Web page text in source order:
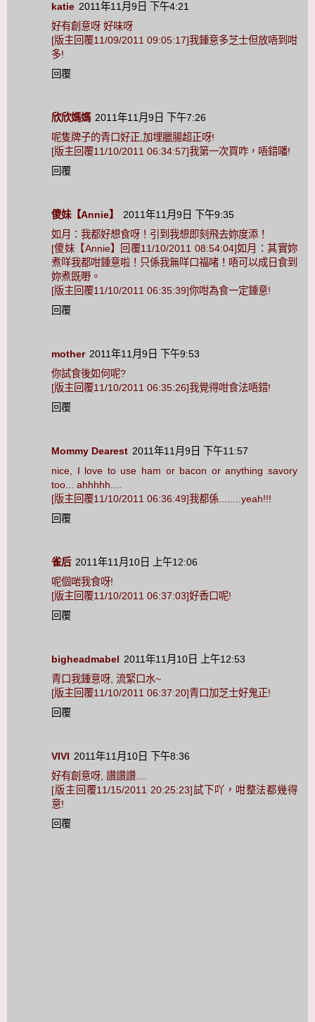
katie 2011年11月9日 下午4:21
好有創意呀 好味呀
[版主回覆11/09/2011 09:05:17]我鍾意多芝士但放唔到咁
多!
回覆
欣欣媽媽 2011年11月9日 下午7:26
呢隻牌子的青口好正,加埋臘腸超正呀!
[版主回覆11/10/2011 06:34:57]我第一次買咋，唔錯噃!
回覆
傻妹【Annie】
2011年11月9日 下午9:35
如月：我都好想食呀！引到我想即刻飛去妳度添！
[傻妹【Annie】回覆11/10/2011 08:54:04]如月：其實妳
煮咩我都咁鍾意啦！只係我無咩口福啫！唔可以成日食到
妳煮既嘢。
[版主回覆11/10/2011 06:35:39]你咁為食一定鍾意!
回覆
mother 2011年11月9日 下午9:53
你試食後如何呢?
[版主回覆11/10/2011 06:35:26]我覺得咁食法唔錯!
回覆
Mommy Dearest 2011年11月9日 下午11:57
nice, I love to use ham or bacon or anything savory
too... ahhhhh....
[版主回覆11/10/2011 06:36:49]我都係........yeah!!!
回覆
雀后 2011年11月10日 上午12:06
呢個啱我食呀!
[版主回覆11/10/2011 06:37:03]好香口呢!
回覆
bigheadmabel 2011年11月10日 上午12:53
青口我鍾意呀, 流緊口水~
[版主回覆11/10/2011 06:37:20]青口加芝士好鬼正!
回覆
VIVI 2011年11月10日 下午8:36
好有創意呀, 讚讚讚....
[版主回覆11/15/2011 20:25:23]試下吖，咁整法都幾得
意!
回覆